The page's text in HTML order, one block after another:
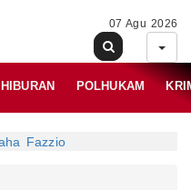
07 Agu 2026
HIBURAN POLHUKAM